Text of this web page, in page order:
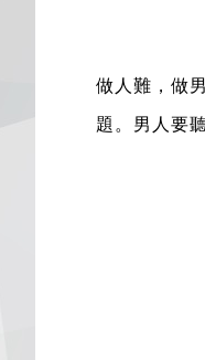
做人難，做
題。男人要